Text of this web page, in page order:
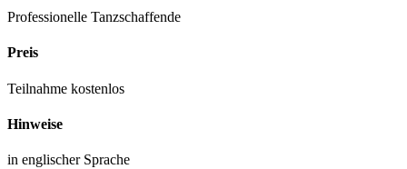
Professionelle Tanzschaffende
Preis
Teilnahme kostenlos
Hinweise
in englischer Sprache